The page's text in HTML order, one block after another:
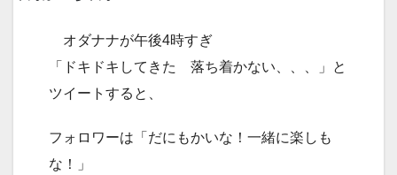
オダナナが午後4時すぎ
「ドキドキしてきた 落ち着かない、、、」と
ツイートすると、
フォロワーは「だにもかいな！一緒に楽しも
な！」